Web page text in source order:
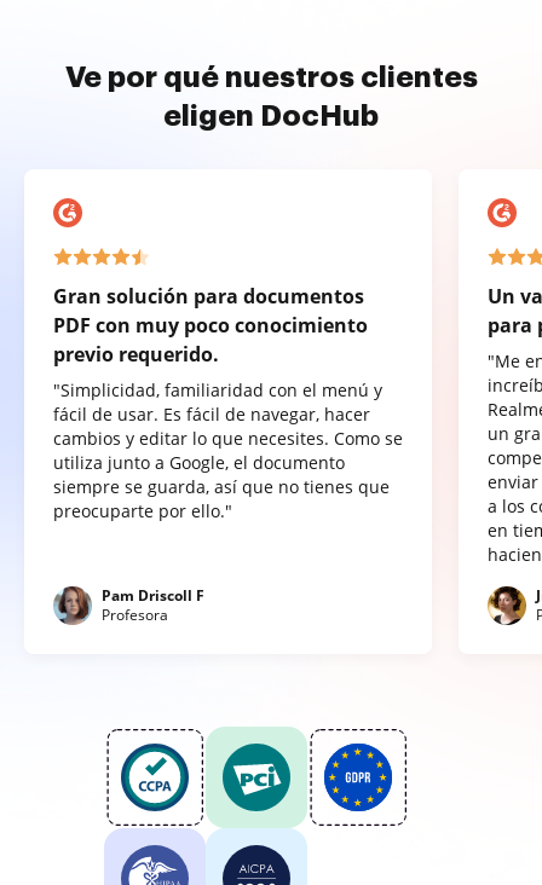
Ve por qué nuestros clientes
eligen DocHub
Gran solución para documentos
PDF con muy poco conocimiento
previo requerido.
"Simplicidad, familiaridad con el menú y
fácil de usar. Es fácil de navegar, hacer
cambios y editar lo que necesites. Como se
utiliza junto a Google, el documento
siempre se guarda, así que no tienes que
preocuparte por ello."
Pam Driscoll F
Profesora
Un
para
"Me
un
a los
en